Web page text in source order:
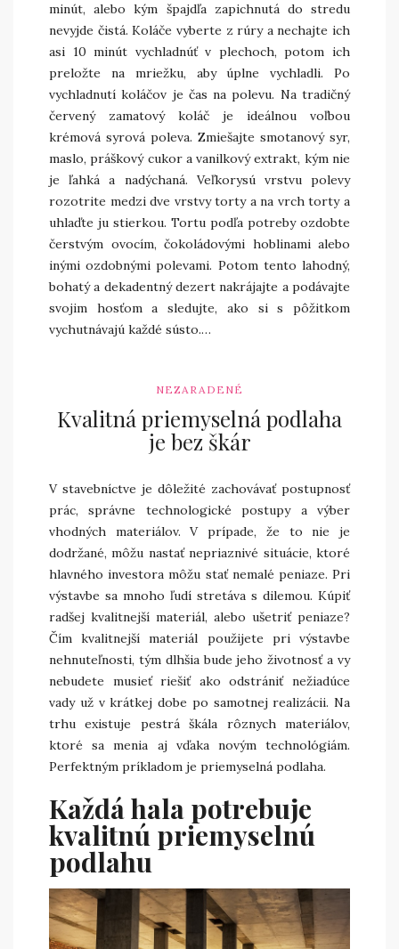
minút, alebo kým špajdľa zapichnutá do stredu
nevyjde čistá. Koláče vyberte z rúry a nechajte ich
asi 10 minút vychladnúť v plechoch, potom ich
preložte na mriežku, aby úplne vychladli. Po
vychladnutí koláčov je čas na polevu. Na tradičný
červený zamatový koláč je ideálnou voľbou
krémová syrová poleva. Zmiešajte smotanový syr,
maslo, práškový cukor a vanilkový extrakt, kým nie
je ľahká a nadýchaná. Veľkorysú vrstvu polevy
rozotrite medzi dve vrstvy torty a na vrch torty a
uhlaďte ju stierkou. Tortu podľa potreby ozdobte
čerstvým ovocím, čokoládovými hoblinami alebo
inými ozdobnými polevami. Potom tento lahodný,
bohatý a dekadentný dezert nakrájajte a podávajte
svojim hosťom a sledujte, ako si s pôžitkom
vychutnávajú každé sústo.…
NEZARADENÉ
Kvalitná priemyselná podlaha
je bez škár
V stavebníctve je dôležité zachovávať postupnosť
prác, správne technologické postupy a výber
vhodných materiálov. V prípade, že to nie je
dodržané, môžu nastať nepriaznivé situácie, ktoré
hlavného investora môžu stať nemalé peniaze. Pri
výstavbe sa mnoho ľudí stretáva s dilemou. Kúpiť
radšej kvalitnejší materiál, alebo ušetriť peniaze?
Čím kvalitnejší materiál použijete pri výstavbe
nehnuteľnosti, tým dlhšia bude jeho životnosť a vy
nebudete musieť riešiť ako odstrániť nežiadúce
vady už v krátkej dobe po samotnej realizácii. Na
trhu existuje pestrá škála rôznych materiálov,
ktoré sa menia aj vďaka novým technológiám.
Perfektným príkladom je priemyselná podlaha.
Každá hala potrebuje
kvalitnú priemyselnú
podlahu